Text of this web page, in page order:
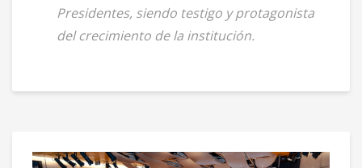
Presidentes, siendo testigo y protagonista
del crecimiento de la institución.